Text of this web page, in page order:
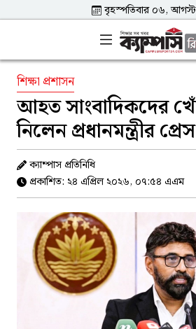
বৃহস্পতিবার ০৬,
শিক্ষা প্রশাসন
আহত সাংবাদিকদের
নিলেন প্রধানমন্ত্রীর
ক্যাম্পাস প্রতিনিধি
প্রকাশিত: ২৪ এপ্রিল ২০২৬, ০৭:৫৪ এএম